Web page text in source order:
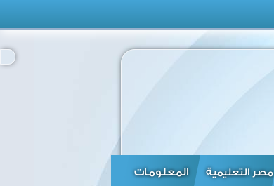
مصر التعليمية المعلومات